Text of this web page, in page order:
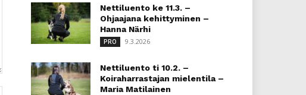
Nettiluento ke 11.3. –
Ohjaajana kehittyminen –
Hanna Närhi
PRO 9.3.2026
Nettiluento ti 10.2. –
Koiraharrastajan mielentila –
Maria Matilainen